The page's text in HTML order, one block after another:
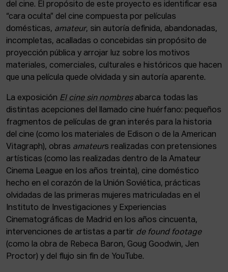
del cine. El propósito de este proyecto es identificar esa
“cara oculta” del cine compuesta por películas
domésticas, amateur, sin autoría definida, abandonadas,
incompletas, acalladas o concebidas sin propósito de
proyección pública y arrojar luz sobre los motivos
materiales, comerciales, culturales e históricos que hacen
que una película quede olvidada y sin autoría aparente.
La exposición El cine sin nombresabarca todas las
distintas acepciones del llamado cine huérfano: pequeños
fragmentos de películas de gran interés para la historia
del cine (como los materiales de Edison o de la American
Vitagraph), obras amateurs realizadas con pretensiones
artísticas (como las realizadas dentro de la Amateur
Cinema League en los años treinta), cine doméstico
hecho en el corazón de la Unión Soviética, prácticas
olvidadas de las primeras mujeres matriculadas en el
Instituto de Investigaciones y Experiencias
Cinematográficas de Madrid en los años cincuenta,
intervenciones de artistas a partir de found footage
(como la obra de Rebeca Baron, Goug Goodwin, Jen
Proctor) y del flujo sin fin de YouTube.